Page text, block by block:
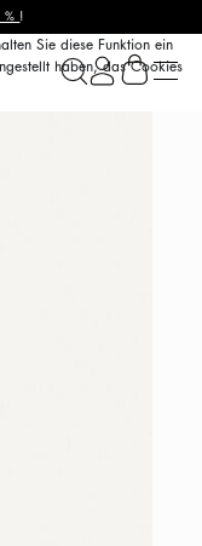
% !
Sie diese Funktion ein
haben, das Cookies